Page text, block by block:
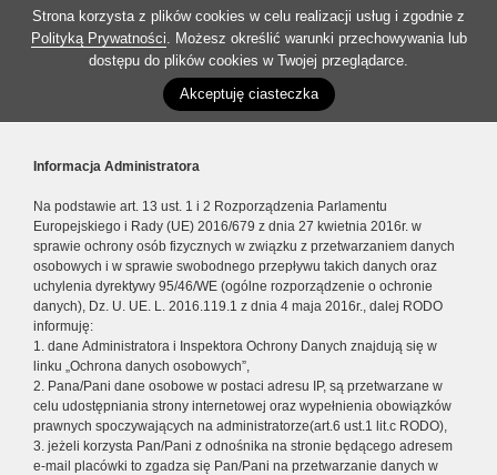
Strona korzysta z plików cookies w celu realizacji usług i zgodnie z
Polityką Prywatności. Możesz określić warunki przechowywania lub
dostępu do plików cookies w Twojej przeglądarce.
Akceptuję ciasteczka
Informacja Administratora
Na podstawie art. 13 ust. 1 i 2 Rozporządzenia Parlamentu
Europejskiego i Rady (UE) 2016/679 z dnia 27 kwietnia 2016r. w
sprawie ochrony osób fizycznych w związku z przetwarzaniem danych
osobowych i w sprawie swobodnego przepływu takich danych oraz
uchylenia dyrektywy 95/46/WE (ogólne rozporządzenie o ochronie
danych), Dz. U. UE. L. 2016.119.1 z dnia 4 maja 2016r., dalej RODO
informuję:
1. dane Administratora i Inspektora Ochrony Danych znajdują się w
linku „Ochrona danych osobowych”,
2. Pana/Pani dane osobowe w postaci adresu IP, są przetwarzane w
celu udostępniania strony internetowej oraz wypełnienia obowiązków
prawnych spoczywających na administratorze(art.6 ust.1 lit.c RODO),
3. jeżeli korzysta Pan/Pani z odnośnika na stronie będącego adresem
e-mail placówki to zgadza się Pan/Pani na przetwarzanie danych w